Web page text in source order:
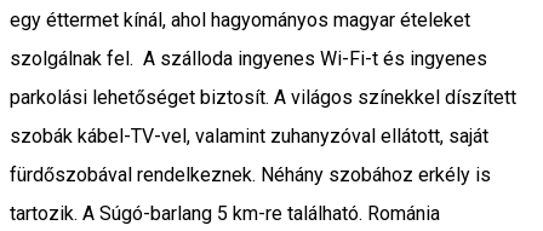
egy éttermet kínál, ahol hagyományos magyar ételeket
szolgálnak fel. A szálloda ingyenes Wi-Fi-t és ingyenes
parkolási lehetőséget biztosít. A világos színekkel díszített
szobák kábel-TV-vel, valamint zuhanyzóval ellátott, saját
fürdőszobával rendelkeznek. Néhány szobához erkély is
tartozik. A Súgó-barlang 5 km-re található. Románia